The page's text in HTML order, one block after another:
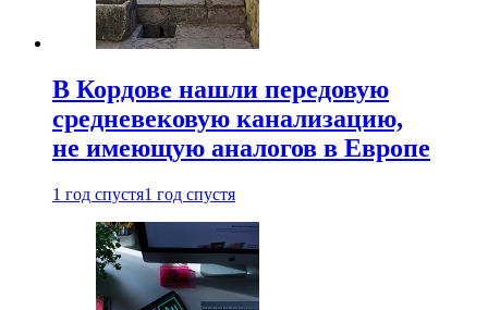
В Кордове нашли передовую
средневековую канализацию,
не имеющую аналогов в Европе
1 год спустя1 год спустя